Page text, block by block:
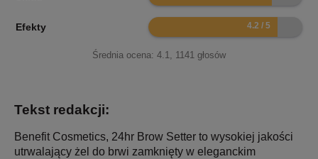
Efekty 8.4
Średnia ocena: 4.1 1141 głosów
Tekst redakcji:
Benefit Cosmetics, 24hr Brow Setter to wysokiej jakości
utrwalający żel do brwi zamknięty w eleganckim